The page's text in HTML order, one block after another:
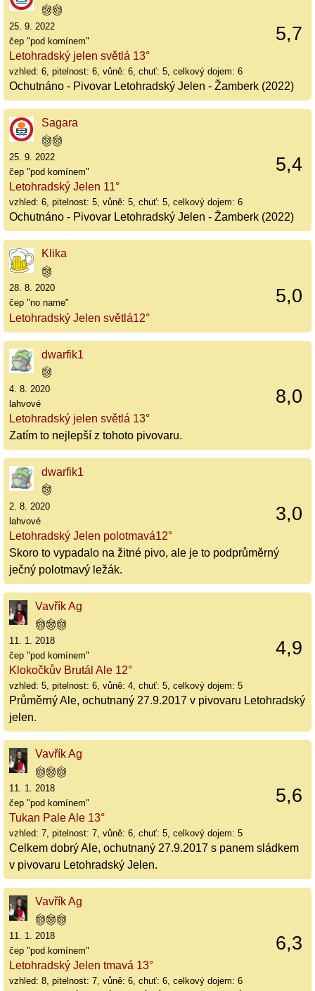
5,7
25. 9. 2022
čep "pod komínem"
Letohradský jelen světlá 13°
vzhled: 6, pitelnost: 6, vůně: 6, chuť: 5, celkový dojem: 6
Ochutnáno - Pivovar Letohradský Jelen - Žamberk (2022)
Sagara
5,4
25. 9. 2022
čep "pod komínem"
Letohradský Jelen 11°
vzhled: 6, pitelnost: 5, vůně: 5, chuť: 5, celkový dojem: 6
Ochutnáno - Pivovar Letohradský Jelen - Žamberk (2022)
Klika
5,0
28. 8. 2020
čep "no name"
Letohradský Jelen světlá12°
dwarfik1
8,0
4. 8. 2020
lahvové
Letohradský jelen světlá 13°
Zatím to nejlepší z tohoto pivovaru.
dwarfik1
3,0
2. 8. 2020
lahvové
Letohradský Jelen polotmavá12°
Skoro to vypadalo na žitné pivo, ale je to podprůměrný
ječný polotmavý ležák.
Vavřík Ag
4,9
11. 1. 2018
čep "pod komínem"
Klokočkův Brutál Ale 12°
vzhled: 5, pitelnost: 6, vůně: 4, chuť: 5, celkový dojem: 5
Průměrný Ale, ochutnaný 27.9.2017 v pivovaru Letohradský
jelen.
Vavřík Ag
5,6
11. 1. 2018
čep "pod komínem"
Tukan Pale Ale 13°
vzhled: 7, pitelnost: 7, vůně: 6, chuť: 5, celkový dojem: 5
Celkem dobrý Ale, ochutnaný 27.9.2017 s panem sládkem
v pivovaru Letohradský Jelen.
Vavřík Ag
6,3
11. 1. 2018
čep "pod komínem"
Letohradský Jelen tmavá 13°
vzhled: 8, pitelnost: 7, vůně: 6, chuť: 6, celkový dojem: 6